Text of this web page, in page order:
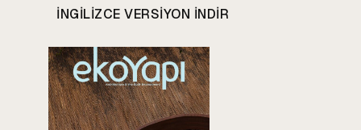
INGILIZCE VERSIYON INDIR